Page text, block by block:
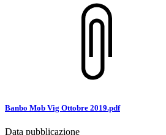
Banbo Mob Vig Ottobre 2019.pdf
Data pubblicazione